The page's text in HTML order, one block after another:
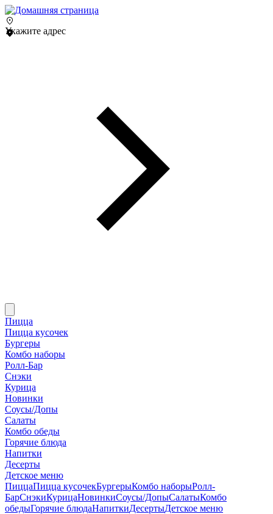
Укажите адрес
Пицца
Пицца кусочек
Бургеры
Комбо наборы
Ролл-Бар
Снэки
Курица
Новинки
Соусы/Допы
Салаты
Комбо обеды
Горячие блюда
Напитки
Десерты
Детское меню
ПиццаПицца кусочекБургерыКомбо наборыРолл-
БарСнэкиКурицаНовинкиСоусы/ДопыСалатыКомбо
обедыГорячие блюдаНапиткиДесертыДетское меню